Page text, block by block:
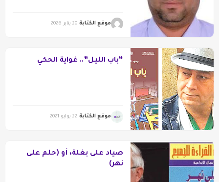
موقع الكتابة 20 يناير 2026
“باب الليل”.. غواية الحكي
موقع الكتابة 22 يوليو 2021
صياد على بغلة، أو (حلم على
نهر)